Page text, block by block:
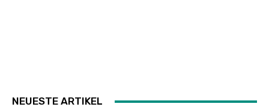
NEUESTE ARTIKEL